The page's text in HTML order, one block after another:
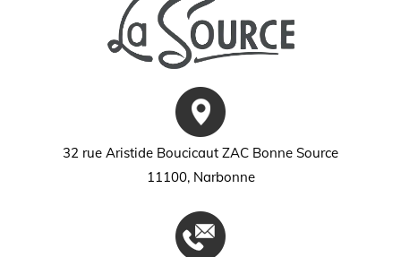
32 rue Aristide Boucicaut ZAC Bonne Source
11100, Narbonne